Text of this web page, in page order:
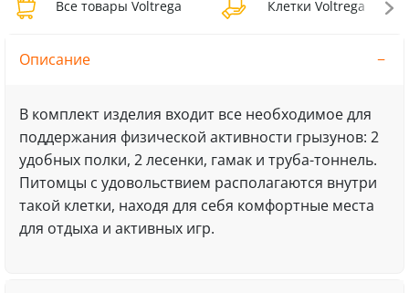
Все товары Voltrega Клетки Voltrega
Описание
В комплект изделия входит все необходимое для
поддержания физической активности грызунов: 2
удобных полки, 2 лесенки, гамак и труба-тоннель.
Питомцы с удовольствием располагаются внутри
такой клетки, находя для себя комфортные места
для отдыха и активных игр.